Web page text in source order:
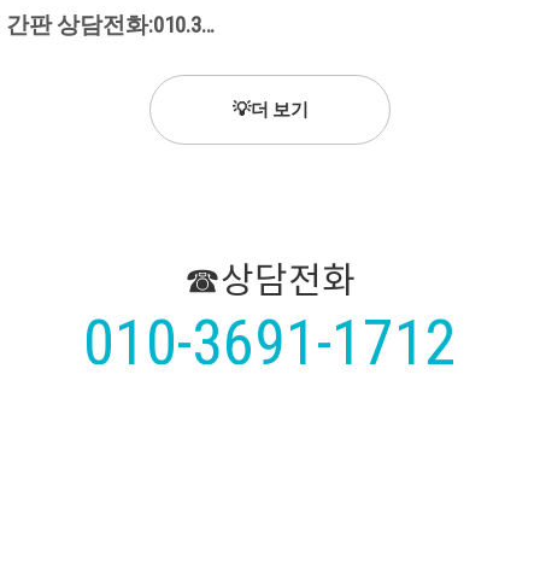
간판 상담전화:010.3…
💡더 보기
☎상담전화
010-3691-1712